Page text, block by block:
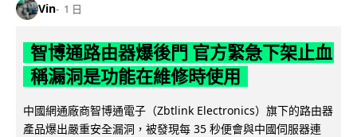
Vin 1 日
智博通路由器爆後門 官方緊急下架止血
稱漏洞是功能在維修時使用
中國網通廠商智博通電子（Zbtlink Electronics）旗下的路由器
產品爆出嚴重安全漏洞，被發現每 35 秒便會與中國伺服器連